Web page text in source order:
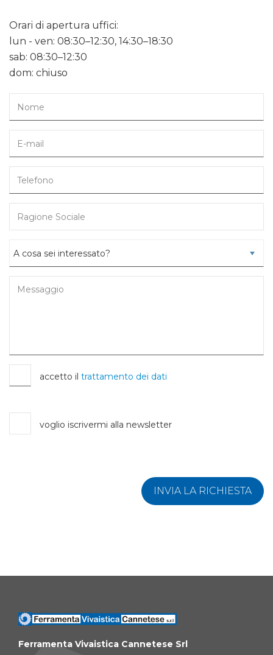
Orari di apertura uffici:
lun - ven: 08:30–12:30, 14:30–18:30
sab: 08:30–12:30
dom: chiuso
accetto il trattamento dei dati
voglio iscrivermi alla newsletter
INVIA LA RICHIESTA
Ferramenta Vivaistica Cannetese Srl